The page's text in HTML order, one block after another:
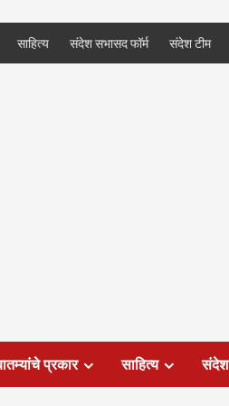
साहित्य संदेश सभासद फॉर्म संदेश टीम
प्रकार साहित्य संदेश